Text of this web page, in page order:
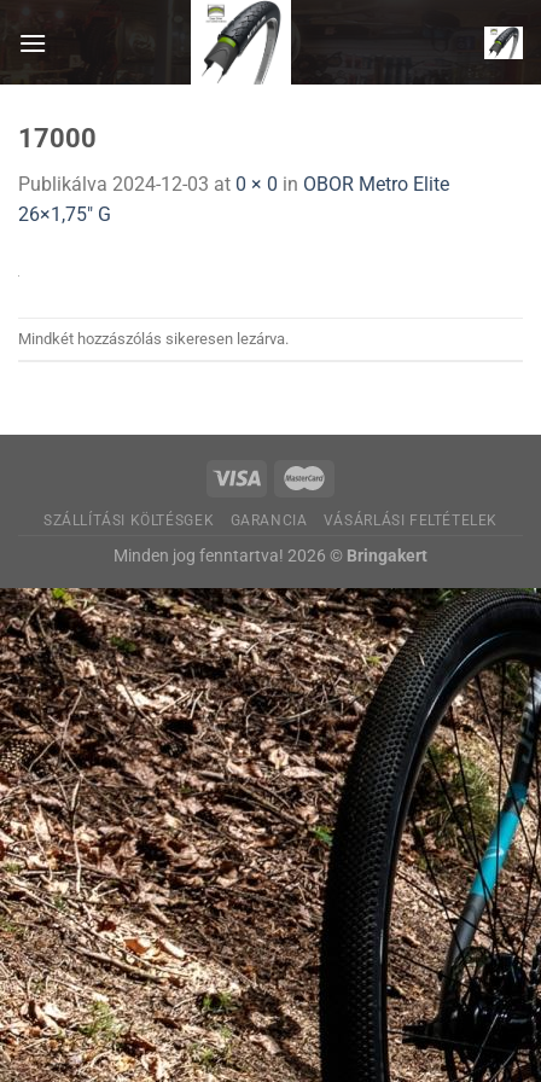
17000
Publikálva 2024-12-03 at 0 × 0 in OBOR Metro Elite
26×1,75″ G
Mindkét hozzászólás sikeresen lezárva.
SZÁLLÍTÁSI KÖLTÉSGEK GARANCIA VÁSÁRLÁSI FELTÉTELEK
Minden jog fenntartva! 2026 © Bringakert